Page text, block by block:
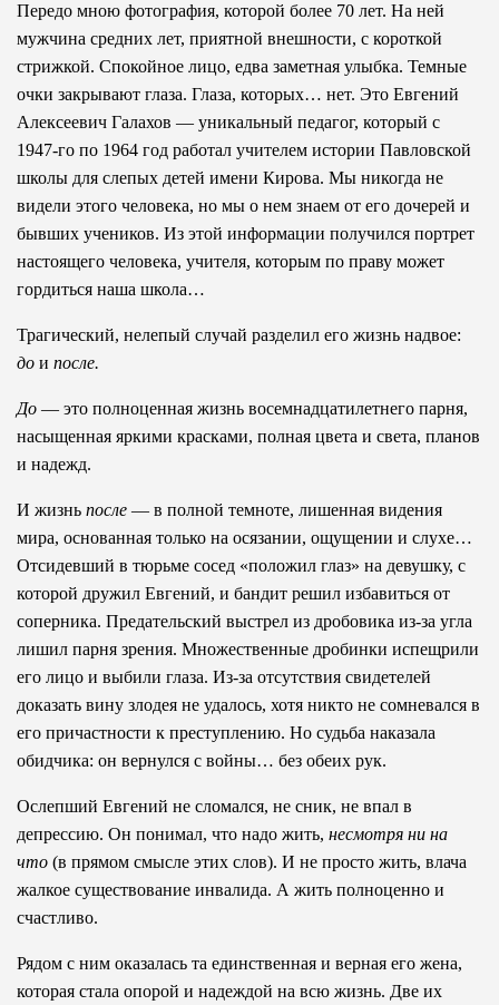
Передо мною фотография, которой более 70 лет. На ней
мужчина средних лет, приятной внешности, с короткой
стрижкой. Спокойное лицо, едва заметная улыбка. Темные
очки закрывают глаза. Глаза, которых… нет. Это Евгений
Алексеевич Галахов — уникальный педагог, который с
1947-го по 1964 год работал учителем истории Павловской
школы для слепых детей имени Кирова. Мы никогда не
видели этого человека, но мы о нем знаем от его дочерей и
бывших учеников. Из этой информации получился портрет
настоящего человека, учителя, которым по праву может
гордиться наша школа…
Трагический, нелепый случай разделил его жизнь надвое:
до и после.
До — это полноценная жизнь восемнадцатилетнего парня,
насыщенная яркими красками, полная цвета и света, планов
и надежд.
И жизнь после — в полной темноте, лишенная видения
мира, основанная только на осязании, ощущении и слухе…
Отсидевший в тюрьме сосед «положил глаз» на девушку, с
которой дружил Евгений, и бандит решил избавиться от
соперника. Предательский выстрел из дробовика из-за угла
лишил парня зрения. Множественные дробинки испещрили
его лицо и выбили глаза. Из-за отсутствия свидетелей
доказать вину злодея не удалось, хотя никто не сомневался в
его причастности к преступлению. Но судьба наказала
обидчика: он вернулся с войны… без обеих рук.
Ослепший Евгений не сломался, не сник, не впал в
депрессию. Он понимал, что надо жить, несмотря ни на
что (в прямом смысле этих слов). И не просто жить, влача
жалкое существование инвалида. А жить полноценно и
счастливо.
Рядом с ним оказалась та единственная и верная его жена,
которая стала опорой и надеждой на всю жизнь. Две их